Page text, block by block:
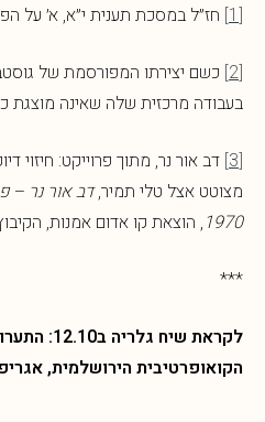
[1] חז״ל במסכת תענית י״א, א׳ על
[2]
כשם יצירתו המפורסמת של
בעבודה מרכזית שלה שאינה מוצגת
[3]
מצוטט אצל טלי תמיר,
1970, הוצאת קו אדום אמנות, הקיבוץ המאוחד
***
לקראת שיח
הקואופרטיבית הירושלמית, אגריפס